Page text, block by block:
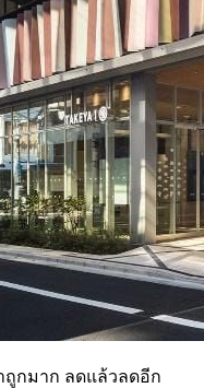
ถูกมาก ลดแล้วลดอีก